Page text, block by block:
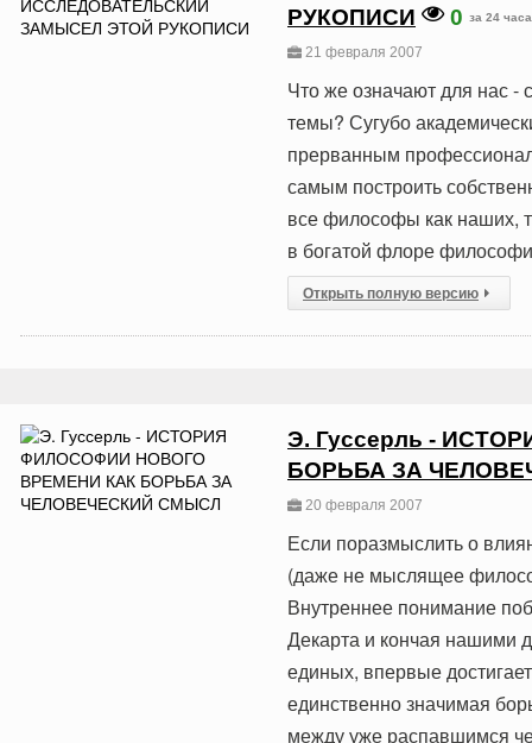
РУКОПИСИ
0 за 24 часа
21 февраля 2007
Что же означают для нас
темы? Сугубо
прерванным
самым построить
все философы как наших,
в богатой флоре
Открыть полную версию
Э. Гуссерль -
БОРЬБА ЗА
20 февраля 2007
Если поразмыслить о
(даже не мыслящее
Внутреннее понимание
Декарта и кончая нашими
единых, впервые
единственно значимая
между уже распавшимся